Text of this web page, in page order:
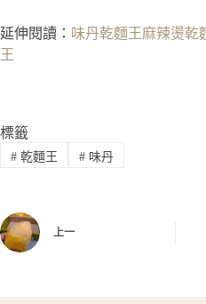
延伸閱讀： 味丹乾麵王麻辣燙乾
王
標籤
#乾麵王 #味丹
上一